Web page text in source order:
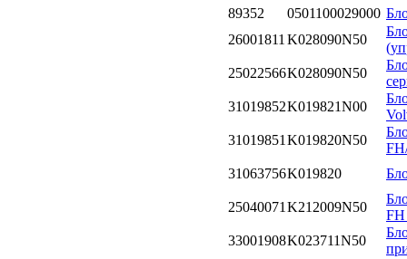
89352
0501100029000
26001811 K028090N50
25022566K028090N50
31019852K019821N00
31019851 K019820N50
31063756K019820
25040071 K212009N50
FH
33001908K023711N50